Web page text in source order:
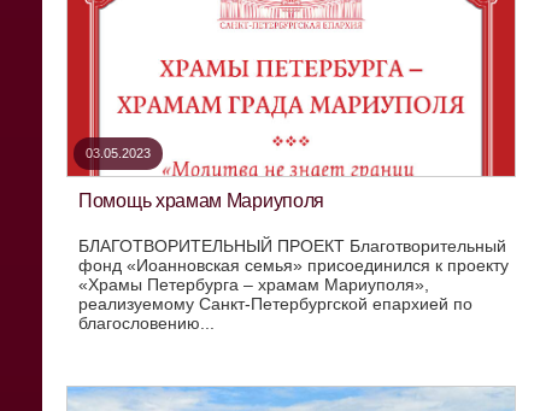
03.05.2023
Помощь храмам Мариуполя
БЛАГОТВОРИТЕЛЬНЫЙ ПРОЕКТ Благотворительный
фонд «Иоанновская семья» присоединился к проекту
«Храмы Петербурга – храмам Мариуполя»,
реализуемому Санкт-Петербургской епархией по
благословению...